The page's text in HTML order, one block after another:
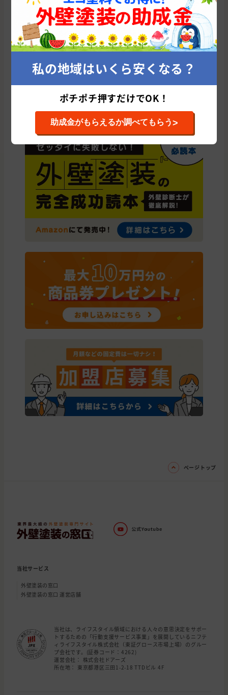
福島県の他の市区町村から外壁塗装会社を
探す
郡山市 いわき市 福島市 伊達市 会津若松市 相馬市
白河市
二本松市 相馬郡 東白川郡 須賀川市
本宮市
岩瀬郡
田村市 双葉郡 伊達郡 耶麻郡
西白河郡
河沼郡
ページトップ
当社サービス
外壁塗装の窓口
外壁塗装の窓口 運営店舗
当社は、ライフスタイル領域における人々の意思決定をサポー
トするための「行動支援サービス事業」を展開しているニフテ
ィライフスタイル株式会社（東証グロース市場上場）のグルー
プ会社です。(証券コード：4262)
運営会社： 株式会社ドアーズ
所在地： 東京都港区三田1-2-18 TTDビル 4F
私の地域はいくら安くなる？
ポチポチ押すだけでOK！
助成金がもらえるか調べてもらう>